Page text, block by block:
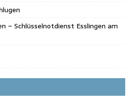
– Schlüsselnotdienst Esslingen am